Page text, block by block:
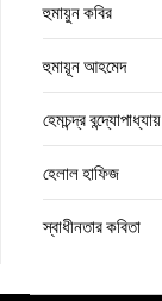
হুমায়ুন কবির
হুমায়ূন আহমেদ
হেমচন্দ্র বন্দ্যোপাধ্যায়
হেলাল হাফিজ
স্বাধীনতার কবিতা